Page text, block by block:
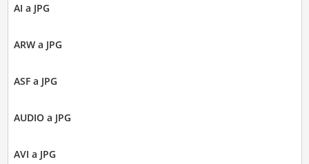
AI a JPG
ARW a JPG
ASF a JPG
AUDIO a JPG
AVI a JPG